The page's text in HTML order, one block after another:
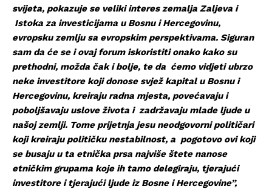
svijeta, pokazuje se veliki interes zemalja Zaljeva i
Istoka za investicijama u Bosnu i Hercegovinu,
evropsku zemlju sa evropskim perspektivama. Siguran
sam da će se i ovaj forum iskoristiti onako kako su
prethodni, možda čak i bolje, te da ćemo vidjeti ubrzo
neke investitore koji donose svjež kapital u Bosnu i
Hercegovinu, kreiraju radna mjesta, povećavaju i
poboljšavaju uslove života i zadržavaju mlade ljude u
našoj zemlji. Tome prijetnja jesu neodgovorni političari
koji kreiraju političku nestabilnost, a pogotovo ovi koji
se busaju u ta etnička prsa najviše štete nanose
etničkim grupama koje ih tamo delegiraju, tjerajući
investitore i tjerajući ljude iz Bosne i Hercegovine”,